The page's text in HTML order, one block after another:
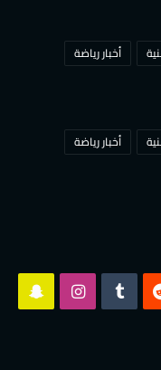
أخبار رياضة
أخبار رياضة
انستقرام